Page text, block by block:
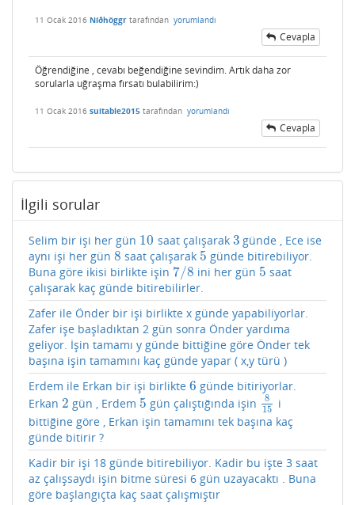
11 Ocak 2016 Níðhöggr tarafından yorumlandı
Cevapla
Öğrendiğine , cevabı beğendiğine sevindim. Artık daha zor
sorularla uğraşma fırsatı bulabilirim:)
11 Ocak 2016 suitable2015 tarafından yorumlandı
Cevapla
İlgili sorular
Selim bir işi her gün 10
10 saat çalışarak 3
3 günde , Ece ise
aynı işi her gün 8
8 saat çalışarak 5
5 günde bitirebiliyor.
Buna göre ikisi birlikte işin 7/8
7/8 ini her gün 5
5 saat
çalışarak kaç günde bitirebilirler.
Zafer ile Önder bir işi birlikte x günde yapabiliyorlar.
Zafer işe başladıktan 2 gün sonra Önder yardıma
geliyor. İşin tamamı y günde bittiğine göre Önder tek
başına işin tamamını kaç günde yapar ( x,y türü )
Erdem ile Erkan bir işi birlikte 6
6 günde bitiriyorlar.
Erkan 2
2 gün , Erdem 5
5 gün çalıştığında işin
8
15
815 i
bittiğine göre , Erkan işin tamamını tek başına kaç
günde bitirir ?
Kadir bir işi 18 günde bitirebiliyor. Kadir bu işte 3 saat
az çalışsaydı işin bitme süresi 6 gün uzayacaktı . Buna
göre başlangıçta kaç saat çalışmıştır